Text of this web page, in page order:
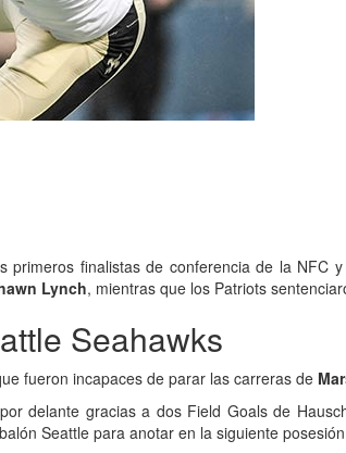
finalistas de conferencia de la NFC
Lynch, mientras que los Patriots
Seahawks
fueron incapaces de parar las carreras de
delante gracias a dos Field Goals de
Seattle para anotar en la siguiente